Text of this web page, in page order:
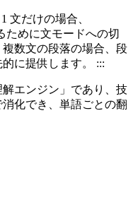
文だけの場合、
ために文モードへの切
数文の段落の場合、段
に提供します。 :::
エンジン」であり、技
化でき、単語ごとの翻